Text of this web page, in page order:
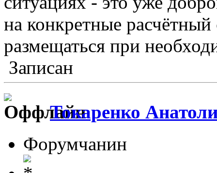
на конкретные расчётный
размещаться при
Записан
Токаренко
Форумчанин